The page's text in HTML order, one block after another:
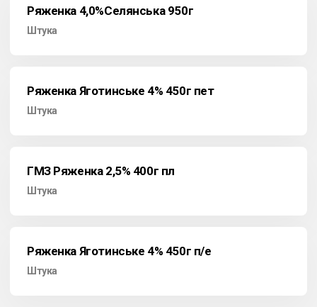
Ряженка 4,0%Селянська 950г
Штука
Ряженка Яготинське 4% 450г пет
Штука
ГМЗ Ряженка 2,5% 400г пл
Штука
Ряженка Яготинське 4% 450г п/е
Штука